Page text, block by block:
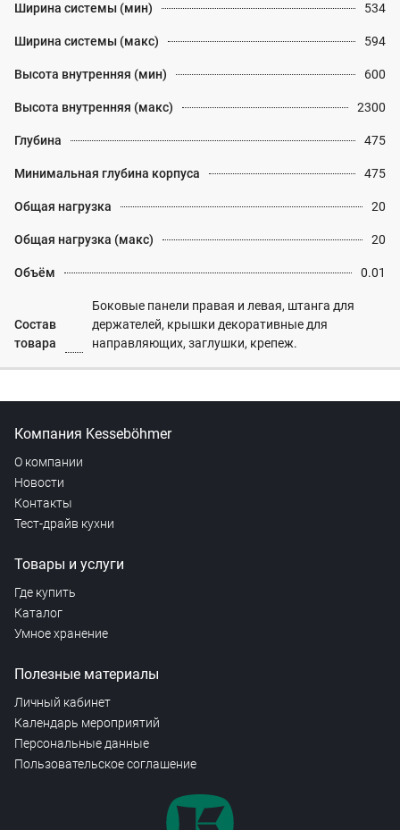
Ширина системы (мин) 534
Ширина системы (макс) 594
Высота внутренняя (мин) 600
Высота внутренняя (макс) 2300
Глубина 475
Минимальная глубина корпуса 475
Общая нагрузка 20
Общая нагрузка (макс) 20
Объём 0.01
Состав
товара
Боковые панели правая и левая, штанга для
держателей, крышки декоративные для
направляющих, заглушки, крепеж.
Компания Kesseböhmer
О компании
Новости
Контакты
Тест-драйв кухни
Товары и услуги
Где купить
Каталог
Умное хранение
Полезные материалы
Личный кабинет
Календарь мероприятий
Персональные данные
Пользовательское соглашение